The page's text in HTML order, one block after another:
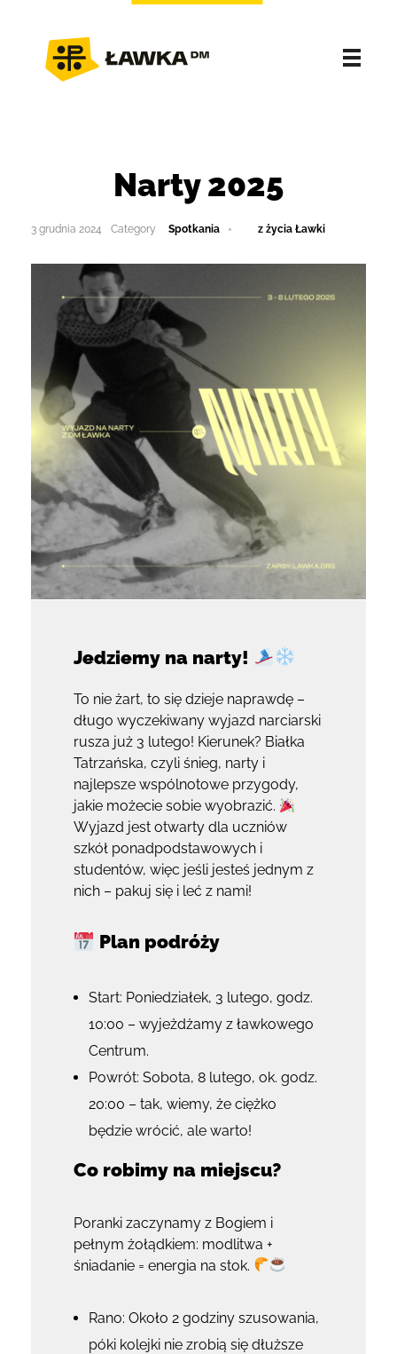
Narty 2025
3 grudnia 2024 Spotkania z życia Ławki
Jedziemy na narty!
To nie żart, to się dzieje naprawdę –
długo wyczekiwany wyjazd narciarski
rusza już 3 lutego! Kierunek? Białka
Tatrzańska, czyli śnieg, narty i
najlepsze wspólnotowe przygody,
jakie możecie sobie wyobrazić.
Wyjazd jest otwarty dla uczniów
szkół ponadpodstawowych i
studentów, więc jeśli jesteś jednym z
nich – pakuj się i leć z nami!
Plan podróży
Start: Poniedziałek, 3 lutego, godz.
10:00 – wyjeżdżamy z ławkowego
Centrum.
Powrót: Sobota, 8 lutego, ok. godz.
20:00 – tak, wiemy, że ciężko
będzie wrócić, ale warto!
Co robimy na miejscu?
Poranki zaczynamy z Bogiem i
pełnym żołądkiem: modlitwa +
śniadanie = energia na stok.
Rano: Około 2 godziny szusowania,
póki kolejki nie zrobią się dłuższe